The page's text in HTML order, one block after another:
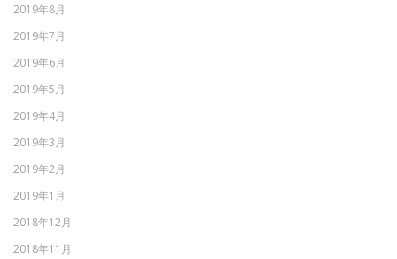
2019年8月
2019年7月
2019年6月
2019年5月
2019年4月
2019年3月
2019年2月
2019年1月
2018年12月
2018年11月